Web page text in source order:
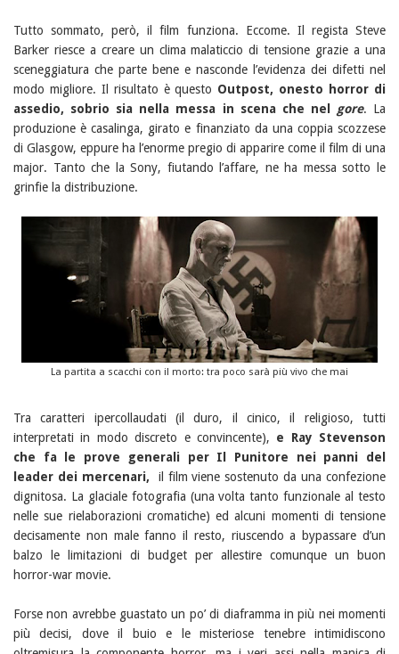
Tutto sommato, però, il film funziona. Eccome. Il regista Steve
Barker riesce a creare un clima malaticcio di tensione grazie a una
sceneggiatura che parte bene e nasconde l’evidenza dei difetti nel
modo migliore. Il risultato è questo Outpost, onesto horror di
assedio, sobrio sia nella messa in scena che nel gore. La
produzione è casalinga, girato e finanziato da una coppia scozzese
di Glasgow, eppure ha l’enorme pregio di apparire come il film di una
major. Tanto che la Sony, fiutando l’affare, ne ha messa sotto le
grinfie la distribuzione.
La partita a scacchi con il morto: tra poco sarà più vivo che mai
Tra caratteri ipercollaudati (il duro, il cinico, il religioso, tutti
interpretati in modo discreto e convincente), e Ray Stevenson
che fa le prove generali per Il Punitore nei panni del
leader dei mercenari, il film viene sostenuto da una confezione
dignitosa. La glaciale fotografia (una volta tanto funzionale al testo
nelle sue rielaborazioni cromatiche) ed alcuni momenti di tensione
decisamente non male fanno il resto, riuscendo a bypassare d’un
balzo le limitazioni di budget per allestire comunque un buon
horror-war movie.
Forse non avrebbe guastato un po’ di diaframma in più nei momenti
più decisi, dove il buio e le misteriose tenebre intimidiscono